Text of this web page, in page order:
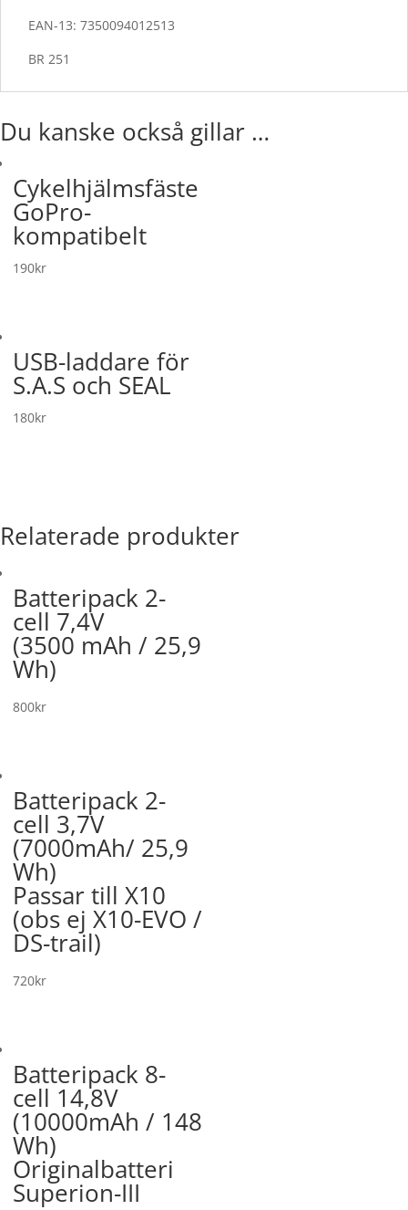
EAN-13: 7350094012513
BR 251
Du kanske också gillar …
Cykelhjälmsfäste
GoPro-
kompatibelt
190kr
USB-laddare för
S.A.S och SEAL
180kr
Relaterade produkter
Batteripack 2-
cell 7,4V
(3500 mAh / 25,9
Wh)
800kr
Batteripack 2-
cell 3,7V
(7000mAh/ 25,9
Wh)
Passar till X10
(obs ej X10-EVO /
DS-trail)
720kr
Batteripack 8-
cell 14,8V
(10000mAh / 148
Wh)
Originalbatteri
Superion-III